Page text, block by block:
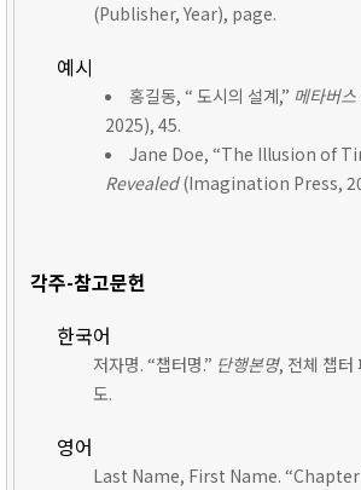
(Publisher, Year), page.
예시
홍길동, “ 도시의 설계,” 메타버
2025), 45.
Jane Doe, “The Illusion of
Revealed(Imagination Press,
각주-참고문헌
한국어
저자명. “챕터명.” 단행본명, 전체 챕터
도.
영어
Last Name, First Name.